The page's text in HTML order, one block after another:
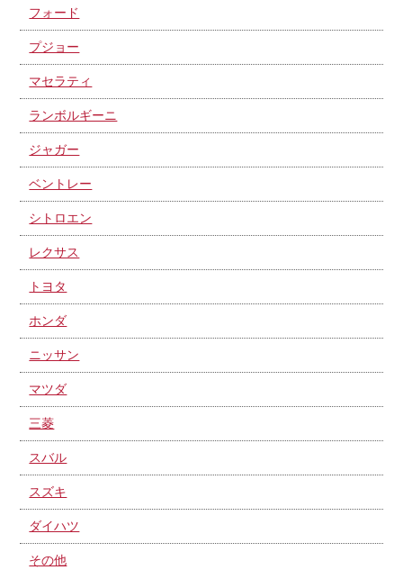
フォード
プジョー
マセラティ
ランボルギーニ
ジャガー
ベントレー
シトロエン
レクサス
トヨタ
ホンダ
ニッサン
マツダ
三菱
スバル
スズキ
ダイハツ
その他